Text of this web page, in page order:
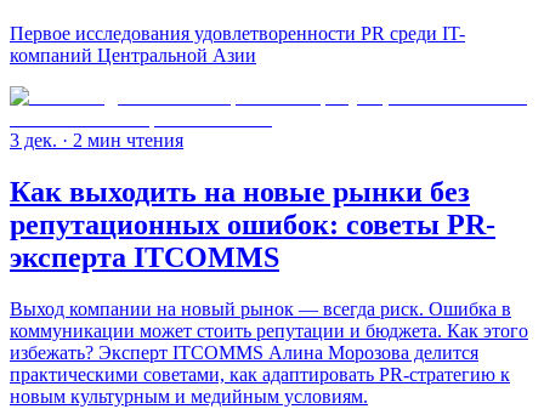
Первое исследования удовлетворенности PR среди IT-
компаний Центральной Азии
3 дек. · 2 мин чтения
Как выходить на новые рынки без
репутационных ошибок: советы PR-
эксперта ITCOMMS
Выход компании на новый рынок — всегда риск. Ошибка в
коммуникации может стоить репутации и бюджета. Как этого
избежать? Эксперт ITCOMMS Алина Морозова делится
практическими советами, как адаптировать PR-стратегию к
новым культурным и медийным условиям.